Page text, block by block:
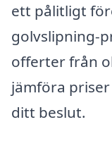
ett pålitligt
golvslipning-
offerter från
jämföra
ditt beslut.